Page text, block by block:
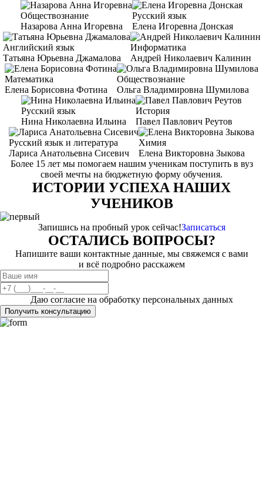
Обществознание
Назарова Анна Игоревна
Русский язык
Елена Игоревна Донская
Английский язык
Татьяна Юрьевна Джамалова
Информатика
Андрей Николаевич Калинин
Математика
Елена Борисовна Фотина
Обществознание
Ольга Владимировна Шумилова
Русский язык
Нина Николаевна Ильина
История
Павел Павлович Реутов
Русский язык и литература
Лариса Анатольевна Сисевич
Химия
Елена Викторовна Зыкова
Более 15 лет мы помогаем нашим ученикам поступить в вуз
своей мечты на бюджетную форму обучения.
ИСТОРИИ УСПЕХА НАШИХ
УЧЕНИКОВ
Запишись на пробный урок сейчас!Записаться
ОСТАЛИСЬ ВОПРОСЫ?
Напишите ваши контактные данные, мы свяжемся с вами
и всё подробно расскажем
Даю согласие на обработку персональных данных
Получить консультацию